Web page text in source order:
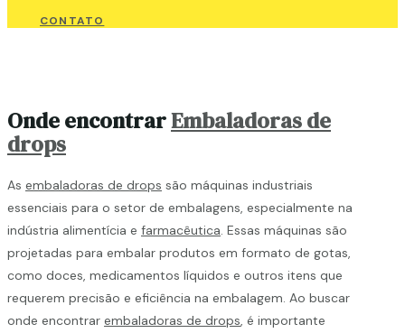
CONTATO
Onde encontrarEmbaladoras de
drops
As embaladoras de drops são máquinas industriais
essenciais para o setor de embalagens, especialmente na
indústria alimentícia e farmacêutica. Essas máquinas são
projetadas para embalar produtos em formato de gotas,
como doces, medicamentos líquidos e outros itens que
requerem precisão e eficiência na embalagem. Ao buscar
onde encontrar embaladoras de drops, é importante